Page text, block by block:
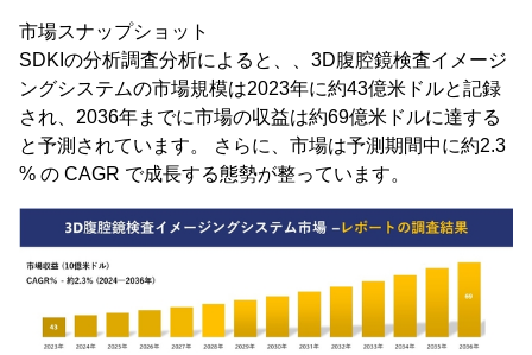
市場スナップショット
SDKIの分析調査分析によると、、3D腹腔鏡検査イメージ
ングシステムの市場規模は2023年に約43億米ドルと記録
され、2036年までに市場の収益は約69億米ドルに達する
と予測されています。 さらに、市場は予測期間中に約2.3
% の CAGR で成長する態勢が整っています。